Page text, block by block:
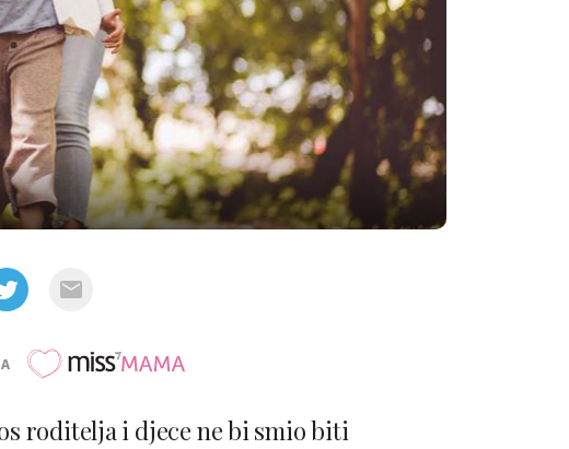
roditelja i djece ne bi smio biti